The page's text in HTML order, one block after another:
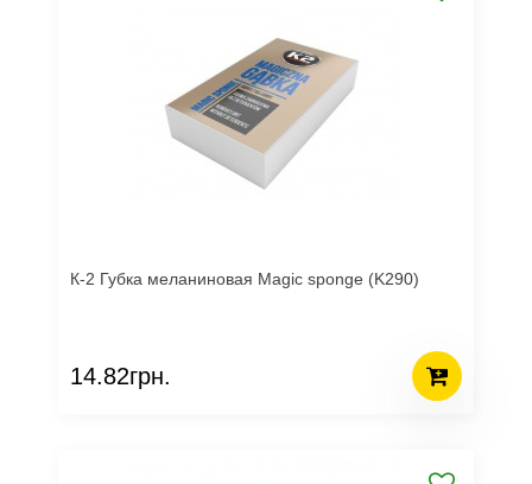
К-2 Губка меланиновая Magic sponge (K290)
14.82грн.